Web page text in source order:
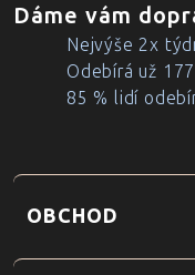
Dáme vám
Nejvýše 2x
Odebírá už
85 % lidí
OBCHOD